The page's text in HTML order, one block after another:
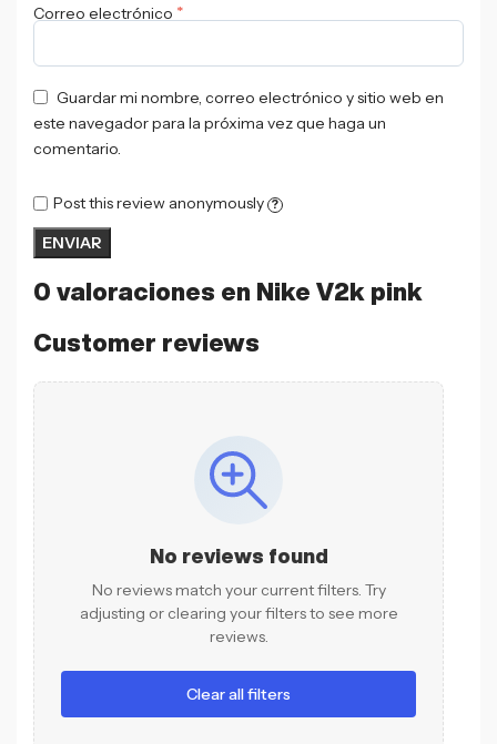
0 valoraciones en Nike V2k pink
Customer reviews
No reviews found
No reviews match your current filters. Try
adjusting or clearing your filters to see more
reviews.
Clear all filters
Correo electrónico *
Guardar mi nombre, correo electrónico y sitio web en
este navegador para la próxima vez que haga un
comentario.
Post this review anonymously ?